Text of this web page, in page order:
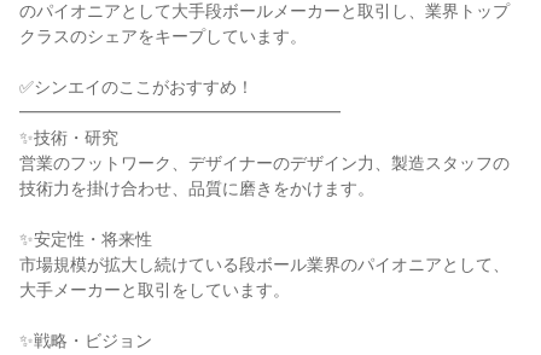
のパイオニアとして大手段ボールメーカーと取引し、業界トップ
クラスのシェアをキープしています。
✅シンエイのここがおすすめ！
━━━━━━━━━━━━━━━━━━━
✨技術・研究
営業のフットワーク、デザイナーのデザイン力、製造スタッフの
技術力を掛け合わせ、品質に磨きをかけます。
✨安定性・将来性
市場規模が拡大し続けている段ボール業界のパイオニアとして、
大手メーカーと取引をしています。
✨戦略・ビジョン